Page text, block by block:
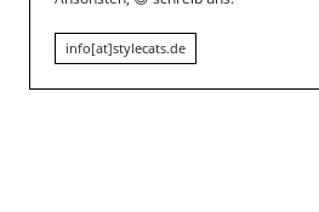
info[at]stylecats.de